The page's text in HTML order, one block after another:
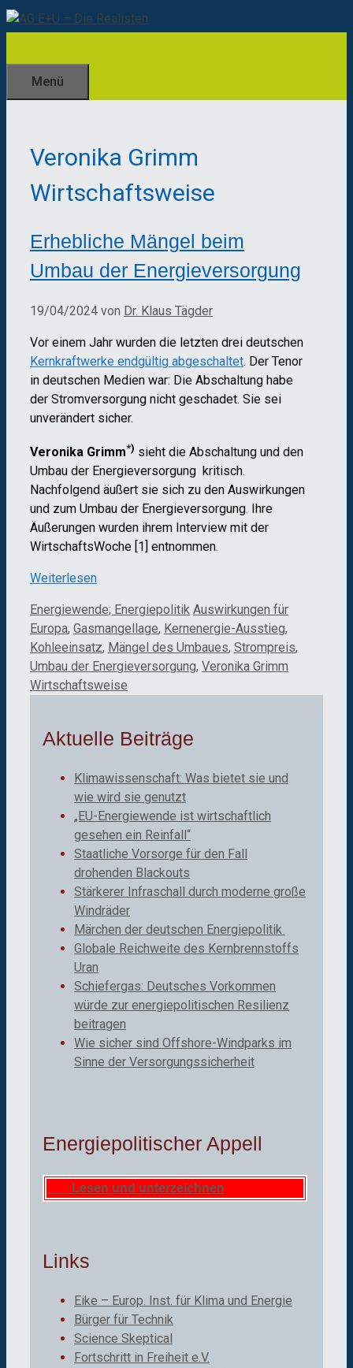
Zum
Inhalt
Menü
Veronika Grimm
Wirtschaftsweise
Erhebliche Mängel beim
Umbau der Energieversorgung
19/04/2024 von Dr. Klaus Tägder
Vor einem Jahr wurden die letzten drei deutschen
Kernkraftwerke endgültig abgeschaltet. Der Tenor
in deutschen Medien war: Die Abschaltung habe
der Stromversorgung nicht geschadet. Sie sei
unverändert sicher.
Veronika Grimm*) sieht die Abschaltung und den
Umbau der Energieversorgung kritisch.
Nachfolgend äußert sie sich zu den Auswirkungen
und zum Umbau der Energieversorgung. Ihre
Äußerungen wurden ihrem Interview mit der
WirtschaftsWoche [1] entnommen.
Weiterlesen
Kategorien
Energiewende; Energiepolitik Schlagwörter
Auswirkungen für
Europa, Gasmangellage, Kernenergie-Ausstieg,
Kohleeinsatz, Mängel des Umbaues, Strompreis,
Umbau der Energieversorgung, Veronika Grimm
Wirtschaftsweise
Aktuelle Beiträge
Klimawissenschaft: Was bietet sie und
wie wird sie genutzt
„EU-Energiewende ist wirtschaftlich
gesehen ein Reinfall“
Staatliche Vorsorge für den Fall
drohenden Blackouts
Stärkerer Infraschall durch moderne große
Windräder
Märchen der deutschen Energiepolitik
Globale Reichweite des Kernbrennstoffs
Uran
Schiefergas: Deutsches Vorkommen
würde zur energiepolitischen Resilienz
beitragen
Wie sicher sind Offshore-Windparks im
Sinne der Versorgungssicherheit
Energiepolitischer Appell
Lesen und unterzeichnen
Links
Eike – Europ. Inst. für Klima und Energie
Bürger für Technik
Science Skeptical
Fortschritt in Freiheit e.V.